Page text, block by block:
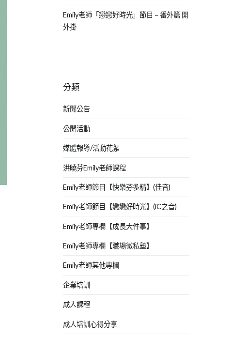
Emily老師「戀戀好時光」節目 – 番外篇 開
外掛
分類
新聞公告
公開活動
媒體報導/活動花絮
洪曉芬Emily老師課程
Emily老師節目【快樂芬多精】(佳音)
Emily老師節目【戀戀好時光】(iC之音)
Emily老師專欄【成長大件事】
Emily老師專欄【職場微私塾】
Emily老師其他專欄
企業培訓
成人課程
成人培訓心得分享